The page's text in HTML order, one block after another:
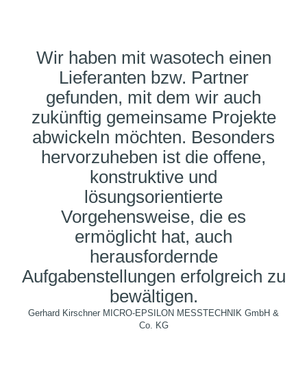
Wir haben mit wasotech einen
Lieferanten bzw. Partner
gefunden, mit dem wir auch
zukünftig gemeinsame Projekte
abwickeln möchten. Besonders
hervorzuheben ist die offene,
konstruktive und
lösungsorientierte
Vorgehensweise, die es
ermöglicht hat, auch
herausfordernde
Aufgabenstellungen erfolgreich zu
bewältigen.
Gerhard Kirschner MICRO-EPSILON MESSTECHNIK GmbH &
Co. KG